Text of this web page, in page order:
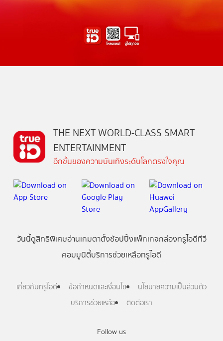
Follow us
THE NEXT WORLD-CLASS SMART
ENTERTAINMENT
อีกขั้นของความบันเทิงระดับโลกตรงใจคุณ
วันนี้ดูสิทธิพิเศษอ่านเกมตาตั้งช้อปปิ้งแพ็กเกจกล่องทรูไอดีทีวี
คอมมูนิตี้บริการช่วยเหลือทรูไอดี
เกี่ยวกับทรูไอดี ข้อกำหนดและเงื่อนไข
นโยบายความเป็นส่วนตัว
บริการช่วยเหลือ
ติดต่อเรา